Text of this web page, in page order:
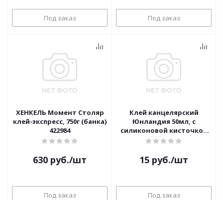
Под заказ Под заказ
ХЕНКЕЛЬ Момент Столяр
клей-экспресс, 750г (банка)
422984
630 руб./шт
Под заказ
Клей канцелярский
Юнландия 50мл, с
силиконовой кисточкой
228409
15 руб./шт
Под заказ